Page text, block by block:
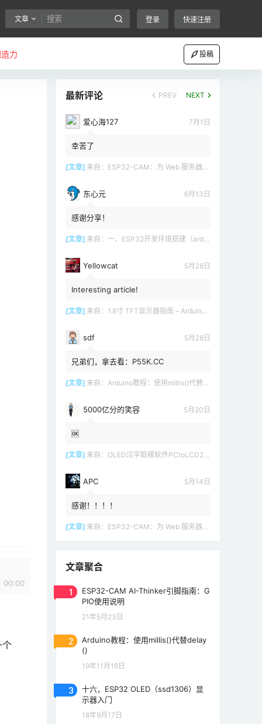
文章 登录 快速注册
力 投稿
00:00
个
最新评论 PREV NEXT
爱心海127 7月1日
幸苦了
[文章] 来自： ESP32-CAM：为 Web 服务器（Arduino IDE）设置接入点（AP）
东心元 6月13日
感谢分享！
[文章] 来自： 一、ESP32开发环境搭建（arduino）
Yellowcat 5月28日
Interesting article!
[文章] 来自： 1.8寸 TFT显示器指南 – Arduino教程
sdf 5月28日
兄弟们，拿去看：P55K.CC
[文章] 来自： Arduino教程：使用millis()代替delay()
5000亿分的笑容 5月20日
🆗
[文章] 来自： OLED汉字取模软件PCtoLCD2002 LCD1602
APC 5月14日
感谢！！！！
[文章] 来自： ESP32-CAM：为 Web 服务器（Arduino IDE）设置接入点（AP）
文章聚合
1
ESP32-CAM AI-Thinker引脚指南：G
PIO使用说明
21年5月23日
2
Arduino教程：使用millis()代替delay
()
19年11月16日
3
十六，ESP32 OLED（ssd1306）显
示器入门
18年9月17日